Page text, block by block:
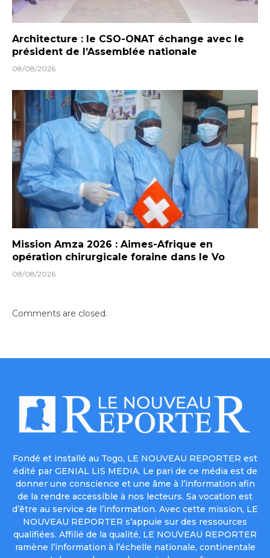
Architecture : le CSO-ONAT échange avec le
président de l’Assemblée nationale
08/08/2026
Mission Amza 2026 : Aimes-Afrique en
opération chirurgicale foraine dans le Vo
08/08/2026
Comments are closed.
Fondé et installé au Togo, LE NOUVEAU REPORTER est
édité par GENIAL LIS MEDIA. Le pari de ce média est de
donner une conscience et une âme à l’information afin
de la rendre accessible à nos lecteurs. Sa vocation est
d’être au service de l’information. Avec cette mission, LE
NOUVEAU REPORTER s’appuie sur des ressources
qualifiées. Affilié de la qualité, LE NOUVEAU REPORTER
ramène l’information à l’échelle nationale, continentale